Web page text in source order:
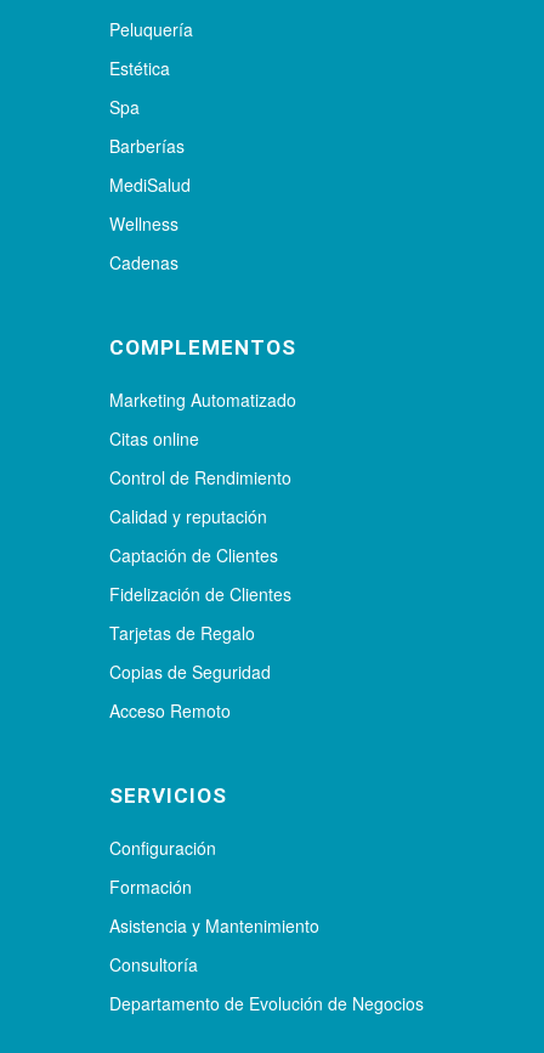
Peluquería
Estética
Spa
Barberías
MediSalud
Wellness
Cadenas
COMPLEMENTOS
Marketing Automatizado
Citas online
Control de Rendimiento
Calidad y reputación
Captación de Clientes
Fidelización de Clientes
Tarjetas de Regalo
Copias de Seguridad
Acceso Remoto
SERVICIOS
Configuración
Formación
Asistencia y Mantenimiento
Consultoría
Departamento de Evolución de Negocios